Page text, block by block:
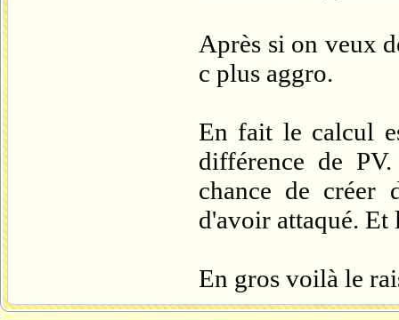
Après si on veux
c plus aggro.
En fait le calcul
différence de
chance de créer
d'avoir attaqué. Et
En gros voilà le